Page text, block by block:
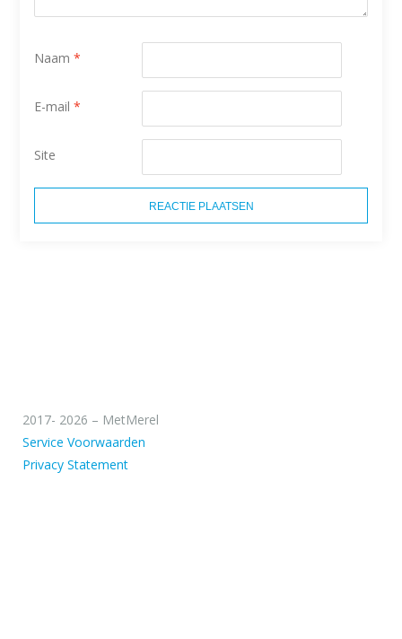
Naam *
E-mail *
Site
2017- 2026 – MetMerel
Service Voorwaarden
Privacy Statement